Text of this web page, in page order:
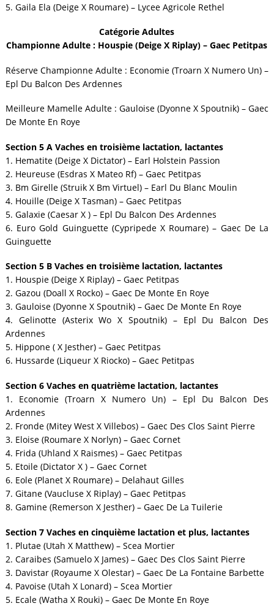
5. Gaila Ela (Deige X Roumare) – Lycee Agricole Rethel
Catégorie Adultes
Championne Adulte : Houspie (Deige X Riplay) – Gaec Petitpas
Réserve Championne Adulte : Economie (Troarn X Numero Un) –
Epl Du Balcon Des Ardennes
Meilleure Mamelle Adulte : Gauloise (Dyonne X Spoutnik) – Gaec
De Monte En Roye
Section 5 A Vaches en troisième lactation, lactantes
1. Hematite (Deige X Dictator) – Earl Holstein Passion
2. Heureuse (Esdras X Mateo Rf) – Gaec Petitpas
3. Bm Girelle (Struik X Bm Virtuel) – Earl Du Blanc Moulin
4. Houille (Deige X Tasman) – Gaec Petitpas
5. Galaxie (Caesar X ) – Epl Du Balcon Des Ardennes
6. Euro Gold Guinguette (Cypripede X Roumare) – Gaec De La
Guinguette
Section 5 B Vaches en troisième lactation, lactantes
1. Houspie (Deige X Riplay) – Gaec Petitpas
2. Gazou (Doall X Rocko) – Gaec De Monte En Roye
3. Gauloise (Dyonne X Spoutnik) – Gaec De Monte En Roye
4. Gelinotte (Asterix Wo X Spoutnik) – Epl Du Balcon Des
Ardennes
5. Hippone ( X Jesther) – Gaec Petitpas
6. Hussarde (Liqueur X Riocko) – Gaec Petitpas
Section 6 Vaches en quatrième lactation, lactantes
1. Economie (Troarn X Numero Un) – Epl Du Balcon Des
Ardennes
2. Fronde (Mitey West X Villebos) – Gaec Des Clos Saint Pierre
3. Eloise (Roumare X Norlyn) – Gaec Cornet
4. Frida (Uhland X Raismes) – Gaec Petitpas
5. Etoile (Dictator X ) – Gaec Cornet
6. Eole (Planet X Roumare) – Delahaut Gilles
7. Gitane (Vaucluse X Riplay) – Gaec Petitpas
8. Gamine (Remerson X Jesther) – Gaec De La Tuilerie
Section 7 Vaches en cinquième lactation et plus, lactantes
1. Plutae (Utah X Matthew) – Scea Mortier
2. Caraibes (Samuelo X James) – Gaec Des Clos Saint Pierre
3. Davistar (Royaume X Olestar) – Gaec De La Fontaine Barbette
4. Pavoise (Utah X Lonard) – Scea Mortier
5. Ecale (Watha X Rouki) – Gaec De Monte En Roye